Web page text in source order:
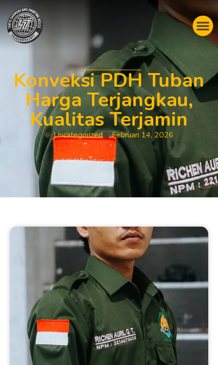
Konveksi PDH Tuban
Harga Terjangkau,
Kualitas Terjamin
Uncategorized Februari 14, 2026